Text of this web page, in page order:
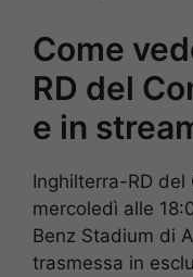
Come
RD del
e in
Inghilterra-RD del
mercoledì alle
Benz Stadium di
trasmessa in